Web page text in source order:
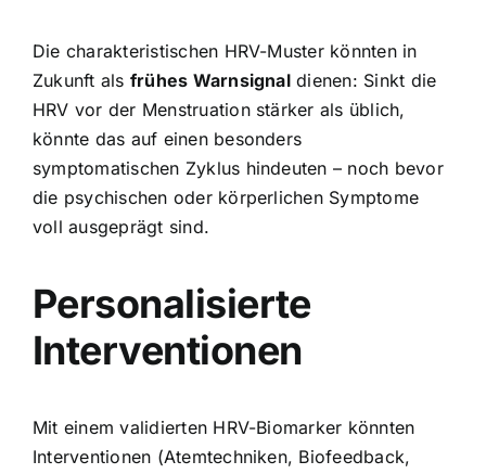
Die charakteristischen HRV-Muster könnten in
Zukunft als frühes Warnsignaldienen: Sinkt die
HRV vor der Menstruation stärker als üblich,
könnte das auf einen besonders
symptomatischen Zyklus hindeuten – noch bevor
die psychischen oder körperlichen Symptome
voll ausgeprägt sind.
Personalisierte
Interventionen
Mit einem validierten HRV-Biomarker könnten
Interventionen (Atemtechniken, Biofeedback,